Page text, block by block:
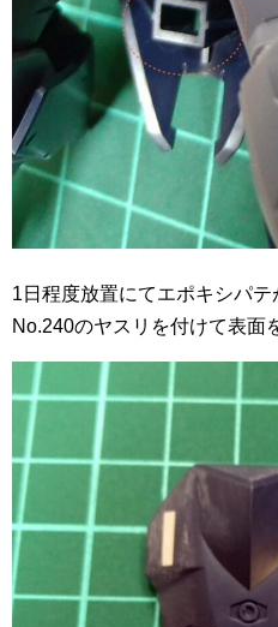
1日程度放置にてエポキシパ
No.240のヤスリを付けて表面